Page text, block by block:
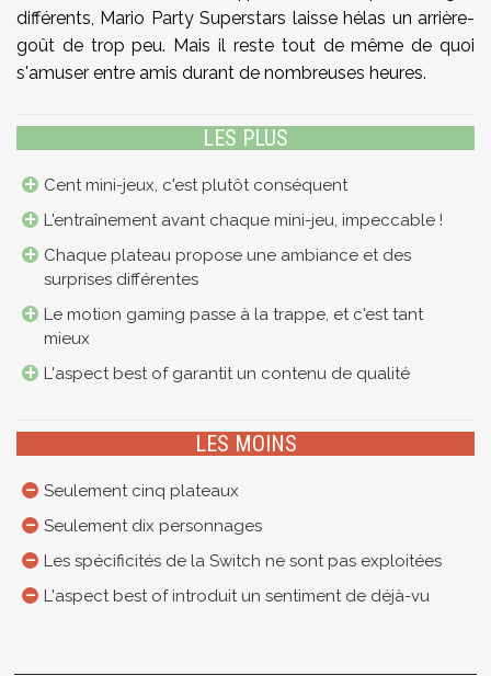
différents, Mario Party Superstars laisse hélas un arrière-
goût de trop peu. Mais il reste tout de même de quoi
s'amuser entre amis durant de nombreuses heures.
LES PLUS
Cent mini-jeux, c'est plutôt conséquent
L'entraînement avant chaque mini-jeu, impeccable !
Chaque plateau propose une ambiance et des
surprises différentes
Le motion gaming passe à la trappe, et c'est tant
mieux
L'aspect best of garantit un contenu de qualité
LES MOINS
Seulement cinq plateaux
Seulement dix personnages
Les spécificités de la Switch ne sont pas exploitées
L'aspect best of introduit un sentiment de déjà-vu